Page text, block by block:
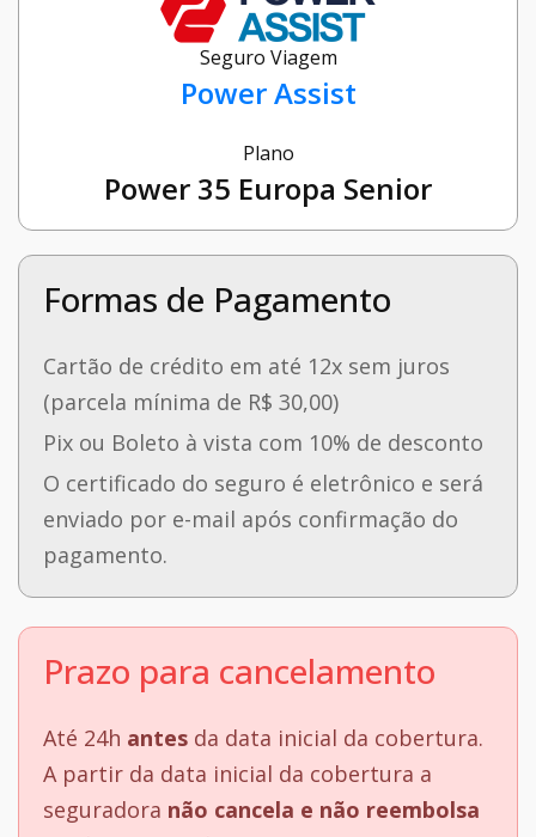
Seguro Viagem
Power Assist
Plano
Power 35 Europa Senior
Formas de Pagamento
Cartão de crédito em até 12x sem juros
(parcela mínima de R$ 30,00)
Pix ou Boleto à vista com 10% de desconto
O certificado do seguro é eletrônico e será
enviado por e-mail após confirmação do
pagamento.
Prazo para cancelamento
Até 24h antes da data inicial da cobertura.
A partir da data inicial da cobertura a
seguradora não cancela e não reembolsa